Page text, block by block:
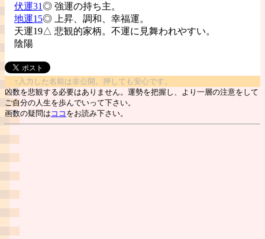
伏運31◎ 強運の持ち主。
地運15◎ 上昇、調和、幸福運。
天運19△ 悲観的家柄。不運に見舞われやすい。
陰陽
↑入力した名前は非公開。押しても安心です。
凶数を悲観する必要はありません。運勢を把握し、より一層の注意をして
ご自分の人生を歩んでいって下さい。
画数の疑問は ココ をお読み下さい。